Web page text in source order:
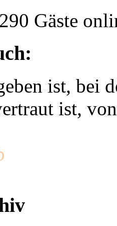
Gäste
ist, bei
ist,